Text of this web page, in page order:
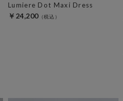
Lumiere Dot Maxi Dress
￥24,200